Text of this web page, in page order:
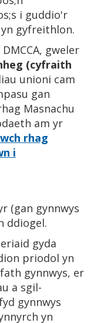
i guddio'r
gyfreithlon.
gweler
(cyfraith
unioni cam
gan
Masnachu
am yr
rhag
i
(gan gynnwys
ddiogel.
gyda
priodol yn
gynnwys, er
a sgil-
gynnwys
yn